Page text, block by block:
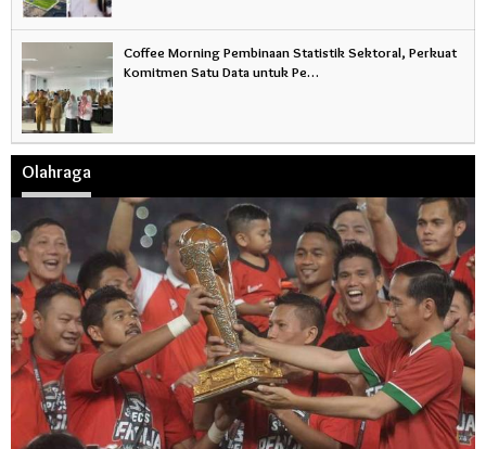
Coffee Morning Pembinaan Statistik Sektoral, Perkuat
Komitmen Satu Data untuk Pe…
Olahraga